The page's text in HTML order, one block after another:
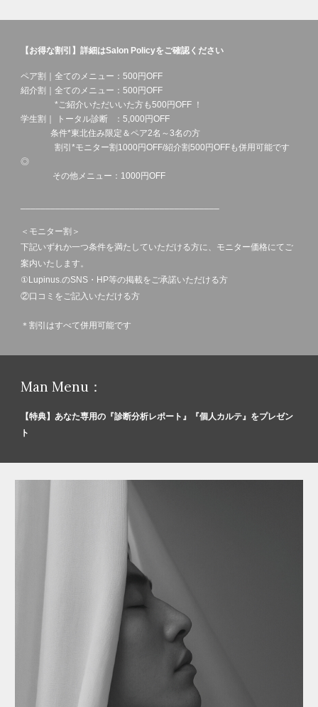
【お得な割引】詳細はSalon Policyをご確認ください
ペア割｜全てのメニュー：500 円OFF
紹介割｜全てのメニュー：500 円OFF
*ご紹介いただいいた方 も500 円OFF ！
学生割｜ トータル診断 ：5,000円OFF
条件*東北住み限定＆ペア2名～3名の方
割引*モニター割1000円OFF/紹介割500円OFFも併用可能です
◎
その他メニュー： 1000円OFF
＜モニター割 ＞
下記いずれか一つ条件を満たしていただける方に、モニター価格にてご
案内いたします。
① Lupinus.のSNS・HP等の掲載をご承諾いただける方
②口コミをご記入いただける方
＊割引はすべて併用可能です
Man Menu：
【特典】あなた専用の『診断分析レポート』『個人カルテ』をプレゼン
ト